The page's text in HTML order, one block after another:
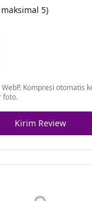
5)
WebP. Kompresi otomatis
foto.
Kirim Review